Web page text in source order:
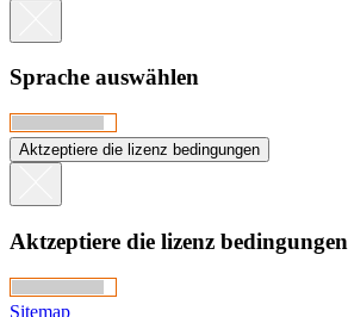
Sprache auswählen
Aktzeptiere die lizenz bedingungen
Aktzeptiere die lizenz bedingungen
Sitemap